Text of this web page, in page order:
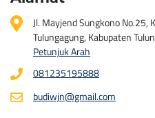
Jl. Mayjend Sungkono No.25,
Tulungagung, Kabupaten
Petunjuk Arah
081235195888
budiwjn@gmail.com